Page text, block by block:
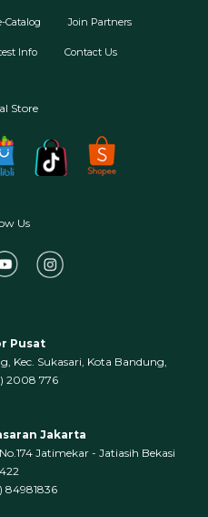
Catalog Join Partners
Info Contact Us
Store
Us
Pusat
Kec. Sukasari, Kota Bandung,
2008 776
Jakarta
Jatimekar - Jatiasih Bekasi
84981836